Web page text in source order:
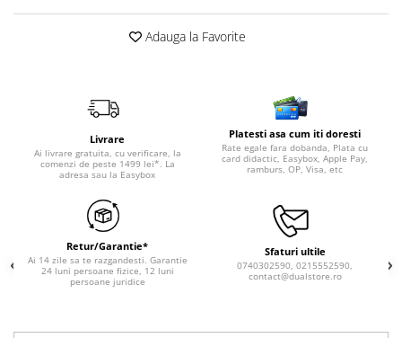
Adauga la Favorite
Livrare
Ai livrare gratuita, cu verificare, la
comenzi de peste 1499 lei*. La
adresa sau la Easybox
Platesti asa cum iti doresti
Rate egale fara dobanda, Plata cu
card didactic, Easybox, Apple Pay,
ramburs, OP, Visa, etc
Retur/Garantie*
Ai 14 zile sa te razgandesti. Garantie
24 luni persoane fizice, 12 luni
persoane juridice
Sfaturi ultile
0740302590, 0215552590,
contact@dualstore.ro